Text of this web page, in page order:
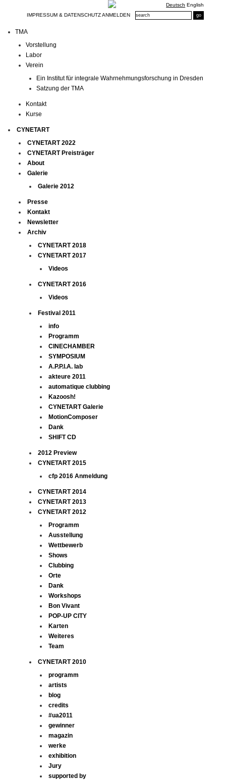
Deutsch English
IMPRESSUM & DATENSCHUTZANMELDEN
TMA
Vorstellung
Labor
Verein
Ein Institut für integrale Wahrnehmungsforschung in Dresden
Satzung der TMA
Kontakt
Kurse
CYNETART
CYNETART 2022
CYNETART Preisträger
About
Galerie
Galerie 2012
Presse
Kontakt
Newsletter
Archiv
CYNETART 2018
CYNETART 2017
Videos
CYNETART 2016
Videos
Festival 2011
info
Programm
CINECHAMBER
SYMPOSIUM
A.P.P.I.A. lab
akteure 2011
automatique clubbing
Kazoosh!
CYNETART Galerie
MotionComposer
Dank
SHIFT CD
2012 Preview
CYNETART 2015
cfp 2016 Anmeldung
CYNETART 2014
CYNETART 2013
CYNETART 2012
Programm
Ausstellung
Wettbewerb
Shows
Clubbing
Orte
Dank
Workshops
Bon Vivant
POP-UP CITY
Karten
Weiteres
Team
CYNETART 2010
programm
artists
blog
credits
#ua2011
gewinner
magazin
werke
exhibition
Jury
supported by